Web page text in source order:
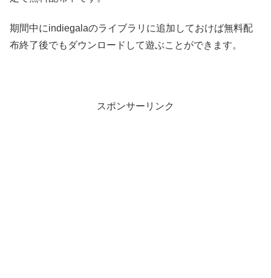
期間中にindiegalaのライブラリに追加しておけば無料配
布終了後でもダウンロードして遊ぶことができます。
スポンサーリンク